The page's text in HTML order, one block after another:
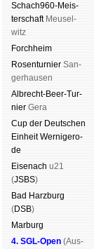
Schach960-Meis­
ter­schaftMeu­sel­
witz
Forch­heim
Rosen­tur­nier San­
ger­hau­sen
Albrecht-Beer-Tur­
nier Ge­ra
Cup der Deut­schen
Ein­heit Wer­ni­ge­ro­
de
Eise­nach u21
(JSBS)
Bad Harz­burg
(DSB)
Mar­burg
4. SGL-Open (Aus­